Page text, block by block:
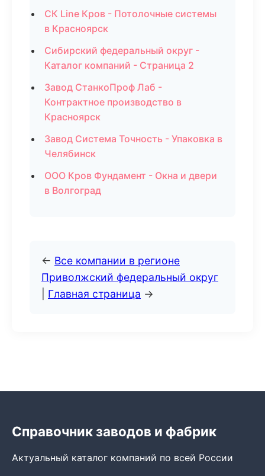
СК Line Кров - Потолочные системы
в Красноярск
Сибирский федеральный округ -
Каталог компаний - Страница 2
Завод СтанкоПроф Лаб -
Контрактное производство в
Красноярск
Завод Система Точность - Упаковка в
Челябинск
ООО Кров Фундамент - Окна и двери
в Волгоград
← Все компании в регионе
Приволжский федеральный округ
Главная страница →
Справочник заводов и фабрик
Актуальный каталог компаний по всей России